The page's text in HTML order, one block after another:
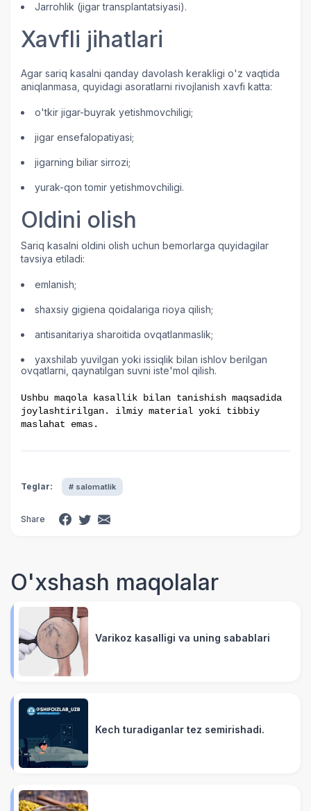
Jarrohlik (jigar transplantatsiyasi).
Xavfli jihatlari
Agar sariq kasalni qanday davolash kerakligi o'z vaqtida
aniqlanmasa, quyidagi asoratlarni rivojlanish xavfi katta:
o'tkir jigar-buyrak yetishmovchiligi;
jigar ensefalopatiyasi;
jigarning biliar sirrozi;
yurak-qon tomir yetishmovchiligi.
Oldini olish
Sariq kasalni oldini olish uchun bemorlarga quyidagilar
tavsiya etiladi:
emlanish;
shaxsiy gigiena qoidalariga rioya qilish;
antisanitariya sharoitida ovqatlanmaslik;
yaxshilab yuvilgan yoki issiqlik bilan ishlov berilgan
ovqatlarni, qaynatilgan suvni iste'mol qilish.
Ushbu maqola kasallik bilan tanishish maqsadida
joylashtirilgan. ilmiy material yoki tibbiy
maslahat emas.
Teglar: # salomatlik
Share
O'xshash maqolalar
Varikoz kasalligi va uning sabablari
Kech turadiganlar tez semirishadi.